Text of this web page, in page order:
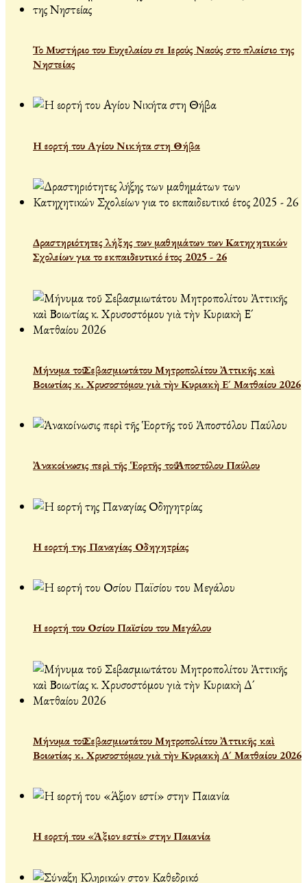
Το Μυστήριο του Ευχελαίου σε Ιερούς Ναούς στο πλαίσιο της
Νηστείας
Η εορτή του Αγίου Νικήτα στη Θήβα
Δραστηριότητες λήξης των μαθημάτων των Κατηχητικών
Σχολείων για το εκπαιδευτικό έτος 2025 - 26
Μήνυμα τοῦ Σεβασμιωτάτου Μητροπολίτου Ἀττικῆς καὶ
Βοιωτίας κ. Χρυσοστόμου γιὰ τὴν Κυριακὴ Ε´ Ματθαίου 2026
Ἀνακοίνωσις περὶ τῆς Ἑορτῆς τοῦ Ἀποστόλου Παύλου
Η εορτή της Παναγίας Οδηγητρίας
Η εορτή του Οσίου Παϊσίου του Μεγάλου
Μήνυμα τοῦ Σεβασμιωτάτου Μητροπολίτου Ἀττικῆς καὶ
Βοιωτίας κ. Χρυσοστόμου γιὰ τὴν Κυριακὴ Δ´ Ματθαίου 2026
Η εορτή του «Άξιον εστί» στην Παιανία